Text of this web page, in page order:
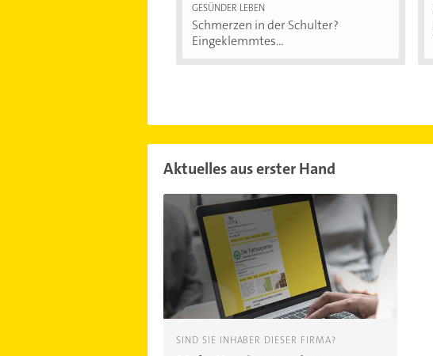
GESÜNDER LEBEN
Schmerzen in der Schulter?
Eingeklemmtes...
Aktuelles aus erster Hand
SIND SIE INHABER DIESER FIRMA?